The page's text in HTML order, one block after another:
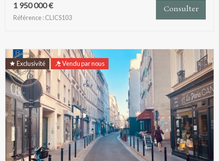
1 950 000 €
Référence : CLICS103
Consulter
Exclusivité Vendu par nous